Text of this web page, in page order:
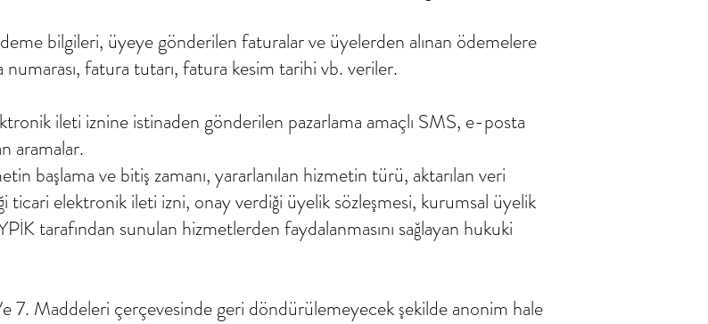
bilgileri, üyeye gönderilen faturalar ve üyelerden alınan ödemelere
fatura tutarı, fatura kesim tarihi vb. veriler.
ileti iznine istinaden gönderilen pazarlama amaçlı SMS, e-posta
aramalar.
başlama ve bitiş zamanı, yararlanılan hizmetin türü, aktarılan veri
ticari elektronik ileti izni, onay verdiği üyelik sözleşmesi, kurumsal üyelik
tarafından sunulan hizmetlerden faydalanmasını sağlayan hukuki
7. Maddeleri çerçevesinde geri döndürülemeyecek şekilde anonim hale